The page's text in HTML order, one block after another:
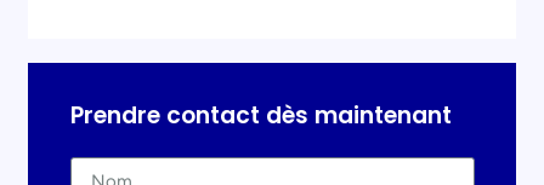
Prendre contact dès maintenant